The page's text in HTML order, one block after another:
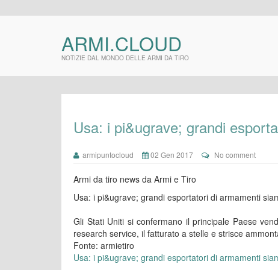
ARMI.CLOUD
NOTIZIE DAL MONDO DELLE ARMI DA TIRO
Usa: i pi&ugrave; grandi
armipuntocloud 02 Gen 2017 No comment
Armi da tiro news da Armi e Tiro
Usa: i pi&ugrave; grandi esportatori di armamenti
Gli Stati Uniti si confermano il principale Paese
research service, il fatturato a stelle e strisce
Fonte: armietiro
Usa: i pi&ugrave; grandi esportatori di armamenti